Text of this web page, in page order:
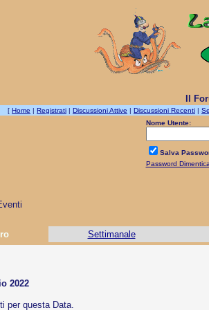
Il
[ Home | Registrati | Discussioni Attive | Discussioni Recenti |
Nome Utente:
Salva
Password
Settimanale
2022
per questa Data.